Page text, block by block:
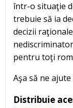
într-o situaţie
trebuie să ia
decizii
pentru toţi
Aşa să ne
Distribuie